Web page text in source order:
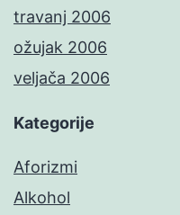
travanj 2006
ožujak 2006
veljača 2006
Kategorije
Aforizmi
Alkohol